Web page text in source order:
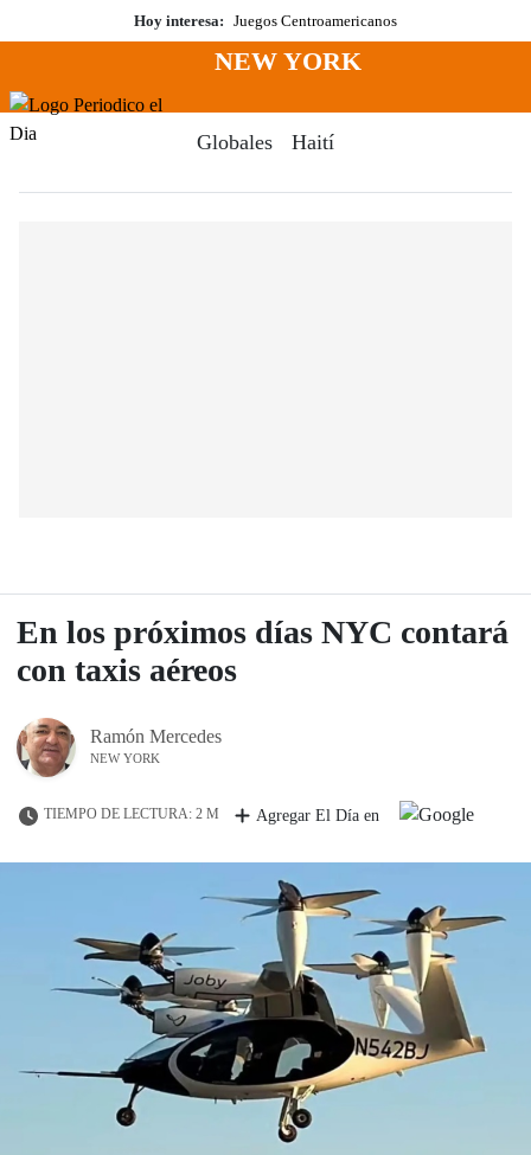
al
Hoy interesa: Juegos Centroamericanos
Menú
NEW YORK
Globales Haití
En los próximos días NYC contará
con taxis aéreos
Ramón Mercedes
NEW YORK
TIEMPO DE LECTURA: 2 M Agregar El Día en